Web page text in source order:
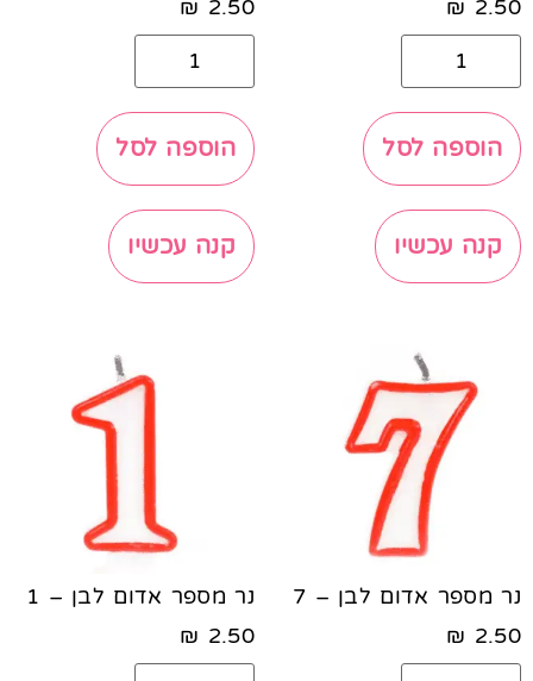
2.50
₪
הוספה לסל
קנה עכשיו
2.50
₪
הוספה לסל
קנה עכשיו
נר מספר אדום לבן – 7
2.50
₪
נר מספר אדום לבן – 1
2.50
₪